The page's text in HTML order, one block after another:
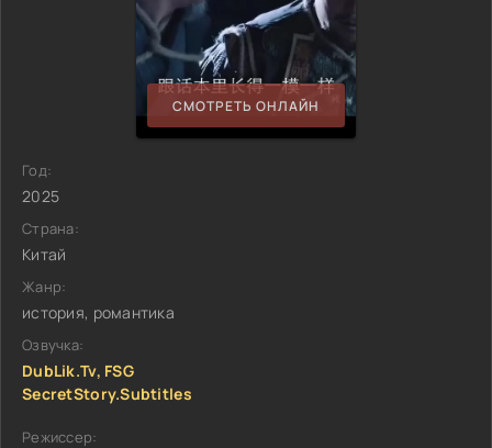
СМОТРЕТЬ ОНЛАЙН
Год:
2025
Страна:
Китай
Жанр:
история, романтика
Озвучка:
DubLik.Tv, FSG
SecretStory.Subtitles
Режиссер: